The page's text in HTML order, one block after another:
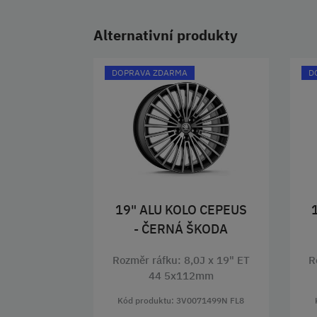
Alternativní produkty
DOPRAVA ZDARMA
19" ALU KOLO CEPEUS
- ČERNÁ ŠKODA
Rozměr ráfku: 8,0J x 19" ET
44 5x112mm
Kód produktu: 3V0071499N FL8